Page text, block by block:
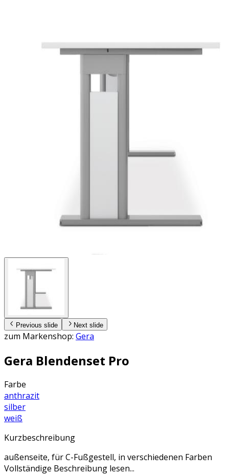
Previous slide Next slide
zum Markenshop: Gera
Gera Blendenset Pro
Farbe
anthrazit
silber
weiß
Kurzbeschreibung
außenseite, für C-Fußgestell, in verschiedenen Farben
Vollständige Beschreibung lesen...